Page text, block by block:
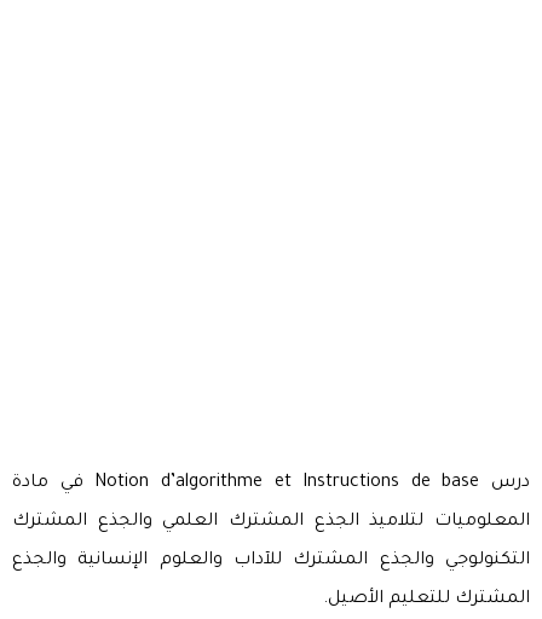
درس Notion d’algorithme et Instructions de base في مادة
المعلوميات لتلاميذ الجذع المشترك العلمي والجذع المشترك
التكنولوجي والجذع المشترك للآداب والعلوم الإنسانية والجذع
المشترك للتعليم الأصيل.